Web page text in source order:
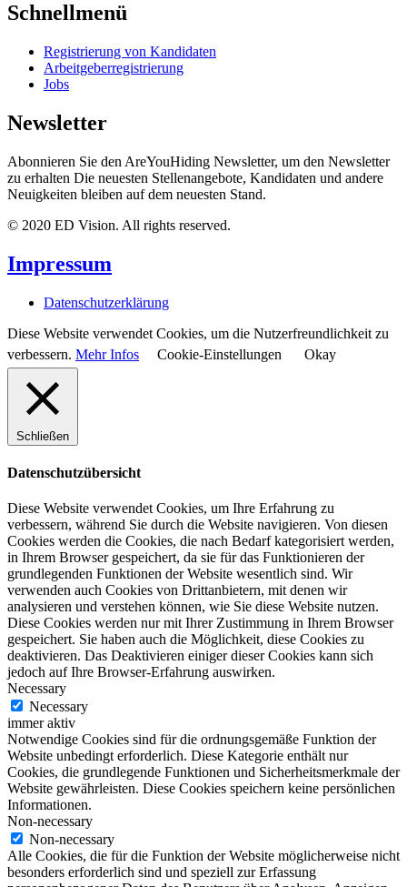
Schnellmenü
Registrierung von Kandidaten
Arbeitgeberregistrierung
Jobs
Newsletter
Abonnieren Sie den AreYouHiding Newsletter, um den Newsletter
zu erhalten Die neuesten Stellenangebote, Kandidaten und andere
Neuigkeiten bleiben auf dem neuesten Stand.
© 2020 ED Vision. All rights reserved.
Impressum
Datenschutzerklärung
Diese Website verwendet Cookies, um die Nutzerfreundlichkeit zu
verbessern. Mehr Infos Cookie-Einstellungen Okay
Schließen
Datenschutzübersicht
Diese Website verwendet Cookies, um Ihre Erfahrung zu
verbessern, während Sie durch die Website navigieren. Von diesen
Cookies werden die Cookies, die nach Bedarf kategorisiert werden,
in Ihrem Browser gespeichert, da sie für das Funktionieren der
grundlegenden Funktionen der Website wesentlich sind. Wir
verwenden auch Cookies von Drittanbietern, mit denen wir
analysieren und verstehen können, wie Sie diese Website nutzen.
Diese Cookies werden nur mit Ihrer Zustimmung in Ihrem Browser
gespeichert. Sie haben auch die Möglichkeit, diese Cookies zu
deaktivieren. Das Deaktivieren einiger dieser Cookies kann sich
jedoch auf Ihre Browser-Erfahrung auswirken.
Necessary
Necessary
immer aktiv
Notwendige Cookies sind für die ordnungsgemäße Funktion der
Website unbedingt erforderlich. Diese Kategorie enthält nur
Cookies, die grundlegende Funktionen und Sicherheitsmerkmale der
Website gewährleisten. Diese Cookies speichern keine persönlichen
Informationen.
Non-necessary
Non-necessary
Alle Cookies, die für die Funktion der Website möglicherweise nicht
besonders erforderlich sind und speziell zur Erfassung